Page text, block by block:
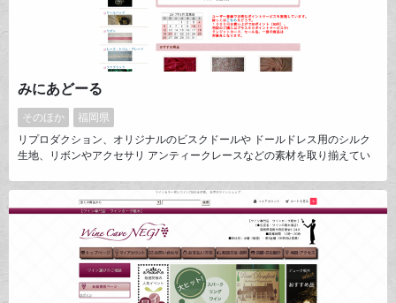
みにあどーる
そのほか
福岡県
リプロダクション、オリジナルのビスクドールや ドールドレス用のシルク
生地、リボンやアクセサリ アンティークレースなどの素材を取り揃えてい